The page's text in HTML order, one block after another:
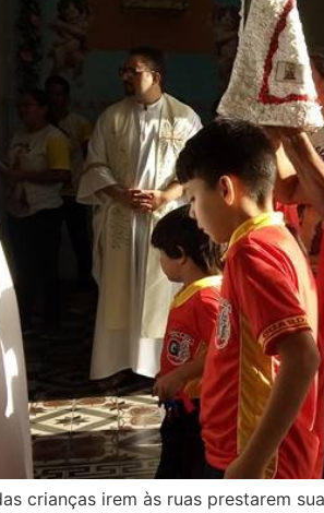
crianças irem às ruas prestarem